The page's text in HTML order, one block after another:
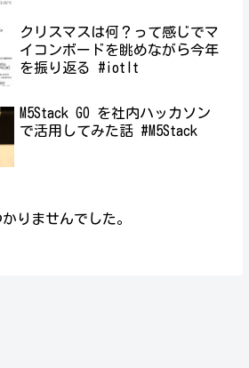
クリスマスは何？って感じでマ
イコンボードを眺めながら今年
を振り返る #iotlt
M5Stack GO を社内ハッカソン
で活用してみた話 #M5Stack
りませんでした。